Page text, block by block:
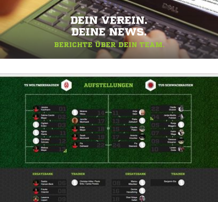
DEIN VEREIN.
DEINE NEWS.
BERICHTE ÜBER DEIN TEAM.